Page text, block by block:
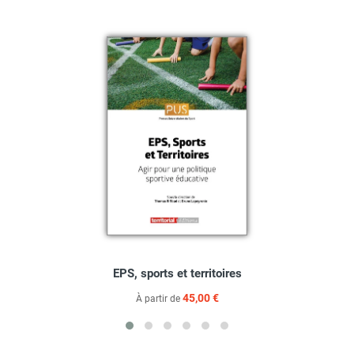
EPS, sports et territoires
À partir de 45,00 €